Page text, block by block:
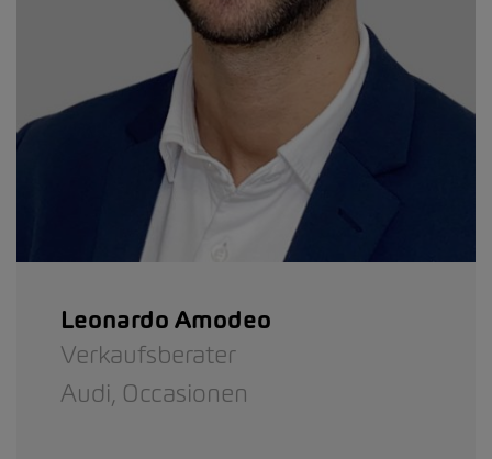
Leonardo Amodeo
Verkaufsberater
Audi, Occasionen